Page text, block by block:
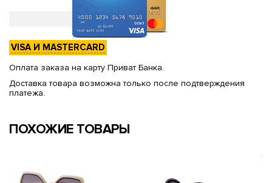
VISA И MASTERCARD
Оплата заказа на карту Приват Банка.
Доставка товара возможна только после подтверждения
платежа.
ПОХОЖИЕ ТОВАРЫ